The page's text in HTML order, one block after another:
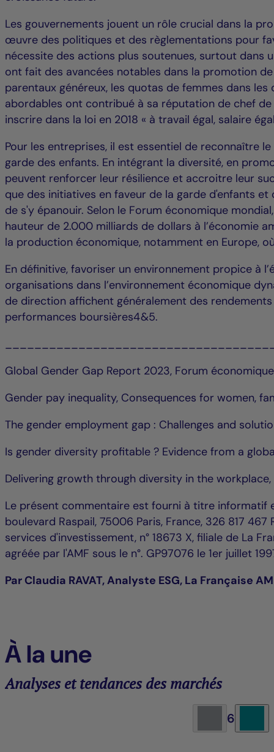
Les gouvernements jouent un rôle crucial dans la
œuvre des politiques et des règlementations pour
nécessite des actions plus soutenues, surtout dans
ont fait des avancées notables dans la promotion
parentaux généreux, les quotas de femmes dans
abordables ont contribué à sa réputation de chef
inscrire dans la loi en 2018 « à travail égal, salaire
Pour les entreprises, il est essentiel de reconnaître
garde des enfants. En intégrant la diversité, en
peuvent renforcer leur résilience et accroitre leur
que des initiatives en faveur de la garde d'enfants
de s'y épanouir. Selon le Forum économique
hauteur de 2.000 milliards de dollars à l’économie
la production économique, notamment en Europe,
En définitive, favoriser un environnement propice à
organisations dans l’environnement économique
de direction affichent généralement des
performances boursières4&5.
Global Gender Gap Report 2023, Forum
Gender pay inequality, Consequences for women,
The gender employment gap : Challenges and
Is gender diversity profitable ? Evidence from a
Delivering growth through diversity in the
Le présent commentaire est fourni à titre informatif
boulevard Raspail, 75006 Paris, France, 326 817
services d'investissement, n° 18673 X, filiale de La
agréée par l'AMF sous le n°. GP97076 le 1er juillet
Par Claudia RAVAT, Analyste ESG, La Française AM
À la une
Analyses et tendances des marchés
6